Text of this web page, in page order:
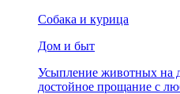
Собака и курица
Дом и быт
Усыпление животных на
достойное прощание с